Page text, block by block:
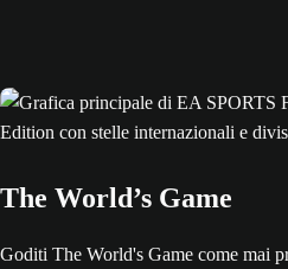
The World’s Game
Goditi The World's Game come mai